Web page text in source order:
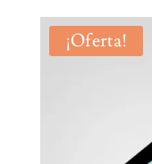
¡Oferta!